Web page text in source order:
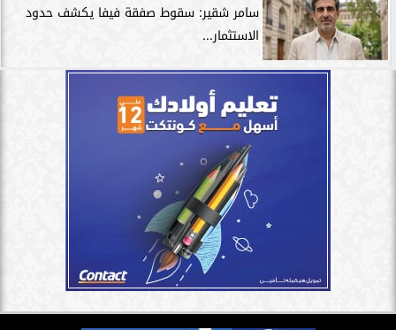
سامر شقير: سقوط صفقة فيفا يكشف حدود
الاستثمار...